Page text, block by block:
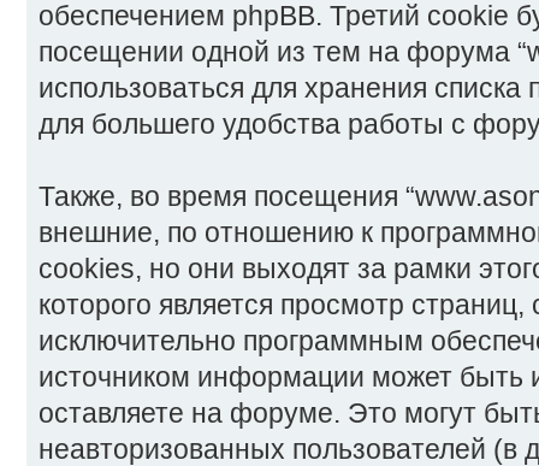
обеспечением phpBB. Третий cookie
посещении одной из тем на форума
использоваться для хранения
для большего удобства работы с
Также, во время посещения
внешние, по отношению к
cookies, но они выходят за рамки
которого является просмотр
исключительно программным
источником информации может
оставляете на форуме. Это могут
неавторизованных пользователей